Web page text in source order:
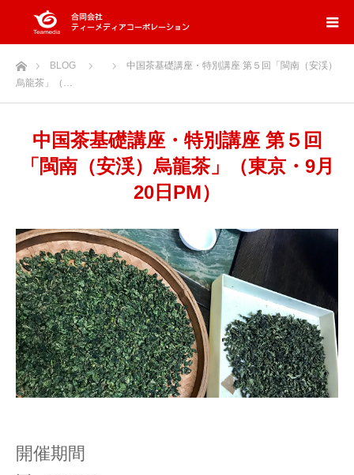
ホームBLOG
中国茶基礎講座・特別講座 第５回「閩南（安渓）
烏龍茶」（…
中国茶基礎講座・特別講座 第５回
「閩南（安渓）烏龍茶」（東京・9月
20日PM）
開催期間